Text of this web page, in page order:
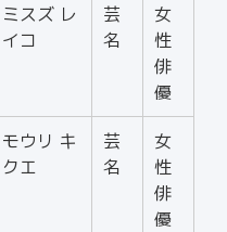
ミスズ レ
イコ
芸
名
女
性
俳
優
モウリ キ
クエ
芸
名
女
性
俳
優